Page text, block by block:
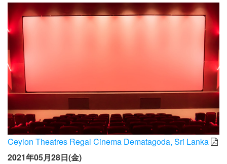
Ceylon Theatres Regal Cinema Dematagoda, Sri Lanka
2021年05月28日(金)